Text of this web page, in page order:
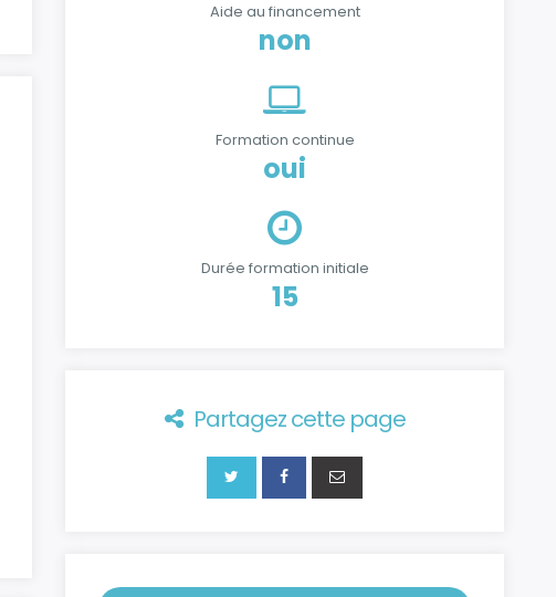
Aide au financement
non
Formation continue
oui
Durée formation initiale
15
Partagez cette page